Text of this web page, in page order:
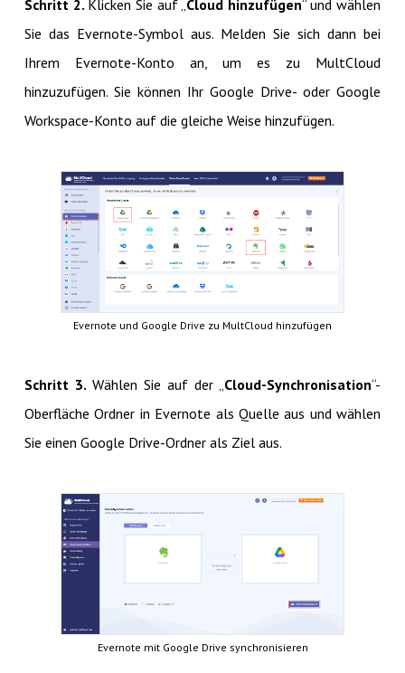
Schritt 2. Klicken Sie auf „Cloud hinzufügen“ und wählen
Sie das Evernote-Symbol aus. Melden Sie sich dann bei
Ihrem Evernote-Konto an, um es zu MultCloud
hinzuzufügen. Sie können Ihr Google Drive- oder Google
Workspace-Konto auf die gleiche Weise hinzufügen.
Evernote und Google Drive zu MultCloud hinzufügen
Schritt 3. Wählen Sie auf der „Cloud-Synchronisation“-
Oberfläche Ordner in Evernote als Quelle aus und wählen
Sie einen Google Drive-Ordner als Ziel aus.
Evernote mit Google Drive synchronisieren